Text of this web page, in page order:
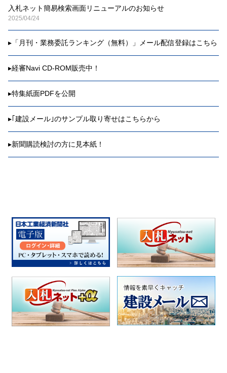
入札ネット簡易検索画面リニューアルのお知らせ
2025/04/24
▸ 「月刊・業務委託ランキング（無料）」メール配信登録はこちら
▸経審Navi CD-ROM販売中！
▸特集紙面PDFを公開
▸｢建設メール｣のサンプル取り寄せはこちらから
▸新聞購読検討の方に見本紙！